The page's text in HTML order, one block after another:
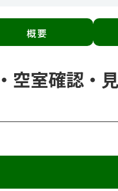
概要
空室確認・